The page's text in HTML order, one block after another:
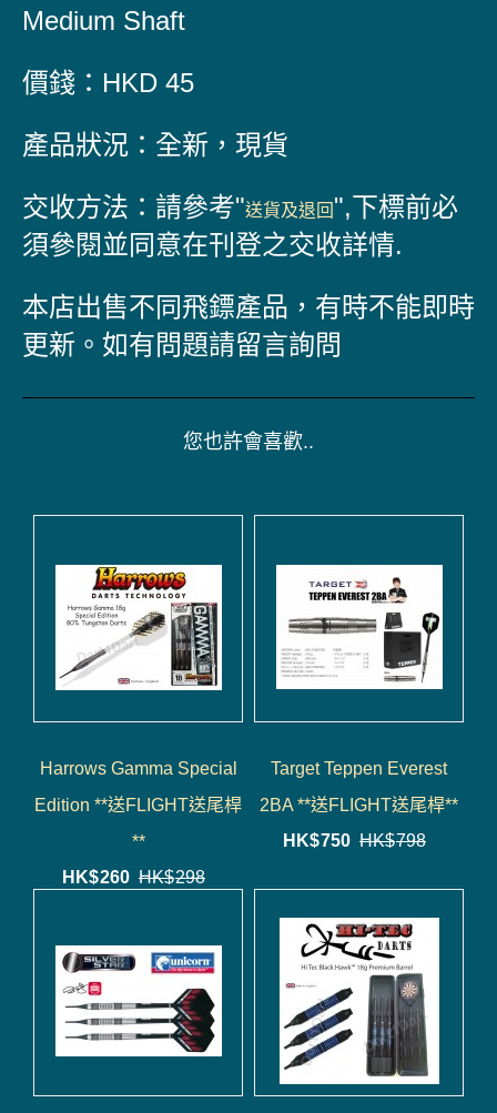
Medium Shaft
價錢：HKD 45
產品狀況：全新，現貨
交收方法：請參考"送貨及退回 ",下標前必
須參閱並同意在刊登之交收詳情.
本店出售不同飛鏢產品，有時不能即時
更新。如有問題請留言詢問
您也許會喜歡..
Harrows Gamma Special
Edition **送FLIGHT送尾桿
**
HK$260 HK$298
Target Teppen Everest
2BA **送FLIGHT送尾桿**
HK$750 HK$798